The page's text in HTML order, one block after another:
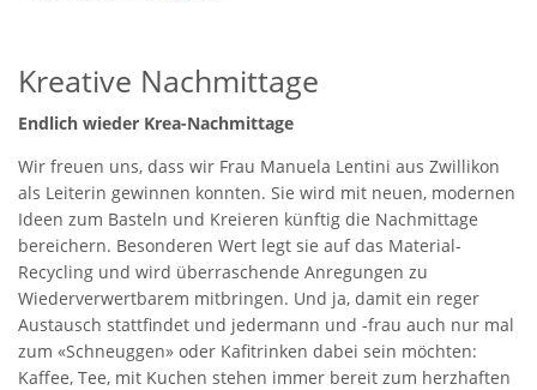
Kreative Nachmittage
Endlich wieder Krea-Nachmittage
Wir freuen uns, dass wir Frau Manuela Lentini aus Zwillikon
als Leiterin gewinnen konnten. Sie wird mit neuen, modernen
Ideen zum Basteln und Kreieren künftig die Nachmittage
bereichern. Besonderen Wert legt sie auf das Material-
Recycling und wird überraschende Anregungen zu
Wiederverwertbarem mitbringen. Und ja, damit ein reger
Austausch stattfindet und jedermann und -frau auch nur mal
zum «Schneuggen» oder Kafitrinken dabei sein möchten:
Kaffee, Tee, mit Kuchen stehen immer bereit zum herzhaften